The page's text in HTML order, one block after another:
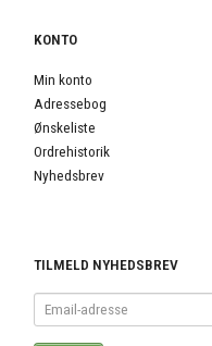
KONTO
Min konto
Adressebog
Ønskeliste
Ordrehistorik
Nyhedsbrev
TILMELD NYHEDSBREV
Email-
adresse